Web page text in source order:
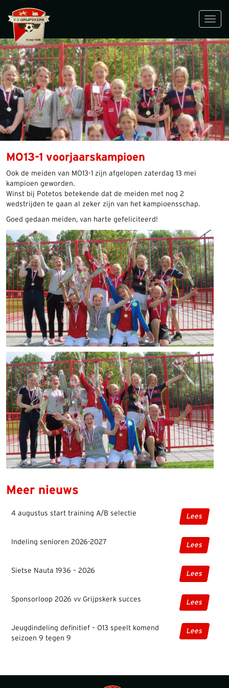
MO13-1 voorjaarskampioen
Ook de meiden van MO13-1 zijn afgelopen zaterdag 13 mei
kampioen geworden.
Winst bij Potetos betekende dat de meiden met nog 2
wedstrijden te gaan al zeker zijn van het kampioensschap.
Goed gedaan meiden, van harte gefeliciteerd!
Meer nieuws
4 augustus start training A/B selectie Lees
Indeling senioren 2026-2027 Lees
Sietse Nauta 1936 – 2026 Lees
Sponsorloop 2026 vv Grijpskerk succes Lees
Jeugdindeling definitief – O13 speelt komend
seizoen 9 tegen 9
Lees